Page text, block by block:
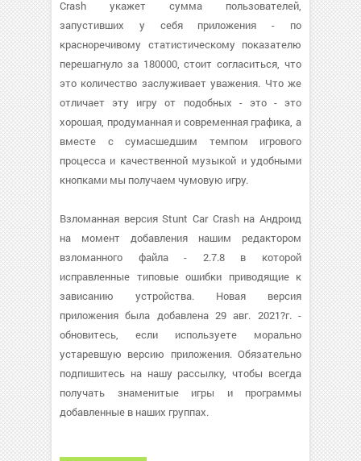
Crash укажет сумма пользователей,
запустивших у себя приложения - по
красноречивому статистическому показателю
перешагнуло за 180000, стоит согласиться, что
это количество заслуживает уважения. Что же
отличает эту игру от подобных - это - это
хорошая, продуманная и современная графика, а
вместе с сумасшедшим темпом игрового
процесса и качественной музыкой и удобными
кнопками мы получаем чумовую игру.
Взломанная версия Stunt Car Crash на Андроид
на момент добавления нашим редактором
взломанного файла - 2.7.8 в которой
исправленные типовые ошибки приводящие к
зависанию устройства. Новая версия
приложения была добавлена 29 авг. 2021?г. -
обновитесь, если используете морально
устаревшую версию приложения. Обязательно
подпишитесь на нашу рассылку, чтобы всегда
получать знаменитые игры и программы
добавленные в наших группах.